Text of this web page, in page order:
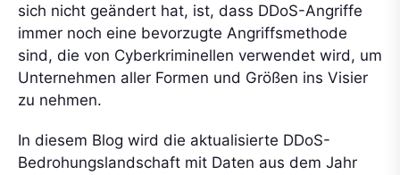
sich nicht geändert hat, ist, dass DDoS-Angriffe
immer noch eine bevorzugte Angriffsmethode
sind, die von Cyberkriminellen verwendet wird, um
Unternehmen aller Formen und Größen ins Visier
zu nehmen.
In diesem Blog wird die aktualisierte DDoS-
Bedrohungslandschaft mit Daten aus dem Jahr